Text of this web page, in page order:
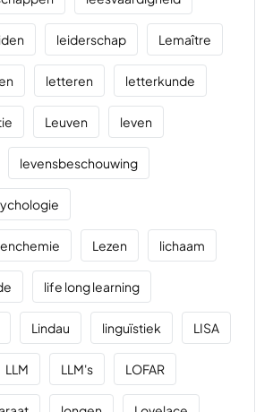
leiderschap Lemaître
letteren letterkunde
Leuven leven
levensbeschouwing
Lezen lichaam
life long learning
Lindau linguïstiek LISA
LLM LLM's LOFAR